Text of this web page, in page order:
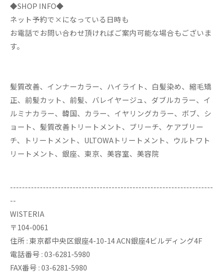
◆SHOP INFO◆
ネット予約で×になっている日時も
お電話でお問い合わせ頂ければご案内可能な場合もございま
す。
髪質改善、インナーカラー、ハイライト、白髪染め、縮毛矯
正、前髪カット、前髪、バレイヤージュ、ダブルカラー、イ
ルミナカラー、韓国、カラー、イヤリングカラー、ボブ、シ
ョート、髪質改善トリートメント、ブリーチ、ケアブリー
チ、トリートメント、ULTOWAトリートメント、ウルトワト
リートメント、銀座、東京、美容室、美容院
--------------------------------------------------------------------
--
WISTERIA
〒104-0061
住所 : 東京都中央区銀座4-10-14 ACN銀座4ビルディング4F
電話番号 : 03-6281-5980
FAX番号 : 03-6281-5980